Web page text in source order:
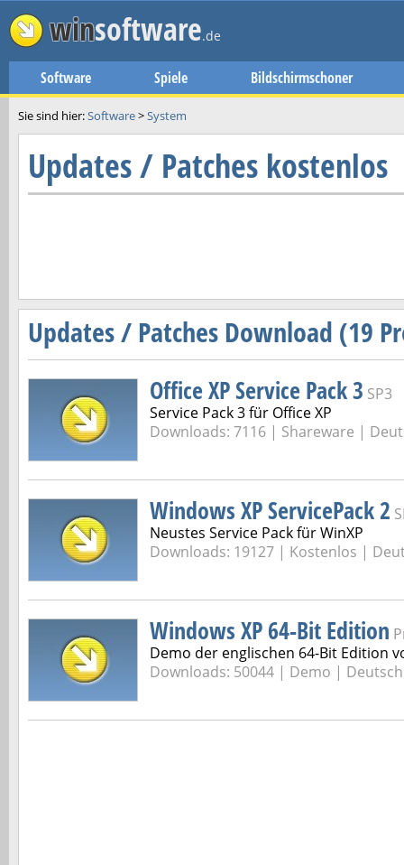
winsoftware.de
Software Spiele Bildschirmschoner
Sie sind hier:Software>System
Updates / Patches kostenlos
Updates / Patches Download (19
Office XP Service Pack 3 SP3
Service Pack 3 für Office XP
Downloads: 7116 | Shareware |
Windows XP ServicePack 2
Neustes Service Pack für WinXP
Downloads: 19127 | Kostenlos |
Windows XP 64-Bit Edition
Demo der englischen 64-Bit Edition
Downloads: 50044 | Demo | Deutsch